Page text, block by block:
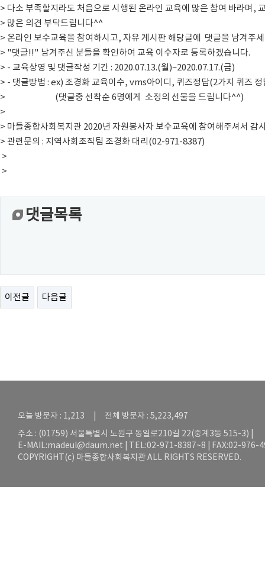
> 다소 부족할지라도 처음으로 시행된 온라인 교육에 많은 참여 바라며,
> 많은 의견 부탁드립니다^^
> 온라인 보수교육을 참여하시고, 자유 게시판 해당글에 댓글을 남겨주
> "댓글!!" 남겨주신 분들을 확인하여 교육 이수자로 등록하겠습니다.
> - 교육상영 및 댓글작성 기간 : 2020.07.13.(월)~2020.07.17.(금)
> - 댓글방법 : ex) 조경화 교육이수, vms아이디, 퀴즈정답(2가지 퀴즈 정
> (댓글중 선착순 6명에게 소정의 선물을 드립니다^^)
>
> 마들종합사회복지관 2020년 자원봉사자 보수교육에 참여해주셔서 감
> 관련문의 : 지역사회조직팀 조경화 대리(02-971-8387)
>
>
댓글목록
이전글 다음글
오늘 방문자 : 1,213 | 전체 방문자 : 5,223,497
주소 : (01759) 서울특별시 노원구 동일로210길 22(중계3동 515-3) |
E-MAIL:madeul@daum.net | TEL:02-971-8387~8 | FAX:02-976-
COPYRIGHT(c) 마들종합사회복지관 ALL RIGHTS RESERVED.